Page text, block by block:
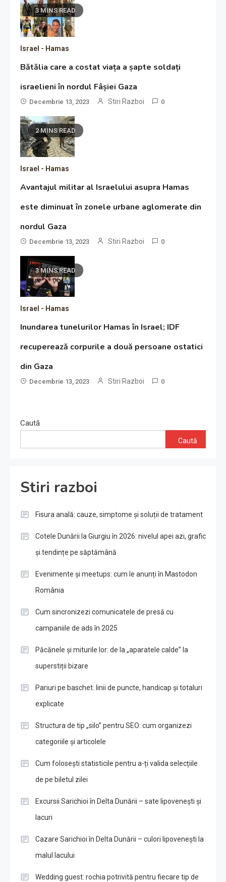
3 MINS READ
Israel - Hamas
Bătălia care a costat viața a șapte soldați
israelieni în nordul Fâșiei Gaza
Decembrie 13, 2023 Stiri Razboi 0
2 MINS READ
Israel - Hamas
Avantajul militar al Israelului asupra Hamas
este diminuat în zonele urbane aglomerate din
nordul Gaza
Decembrie 13, 2023 Stiri Razboi 0
3 MINS READ
Israel - Hamas
Inundarea tunelurilor Hamas în Israel; IDF
recuperează corpurile a două persoane ostatici
din Gaza
Decembrie 13, 2023 Stiri Razboi 0
Caută
Caută
Stiri razboi
Fisura anală: cauze, simptome și soluții de tratament
Cotele Dunării la Giurgiu în 2026: nivelul apei azi, grafic
și tendințe pe săptămână
Evenimente și meetups: cum le anunți în Mastodon
România
Cum sincronizezi comunicatele de presă cu
campaniile de ads în 2025
Păcănele și miturile lor: de la „aparatele calde” la
superstiții bizare
Pariuri pe baschet: linii de puncte, handicap și totaluri
explicate
Structura de tip „silo” pentru SEO: cum organizezi
categoriile și articolele
Cum folosești statisticile pentru a-ți valida selecțiile
de pe biletul zilei
Excursii Sarichioi în Delta Dunării – sate lipovenești și
lacuri
Cazare Sarichioi în Delta Dunării – culori lipovenești la
malul lacului
Wedding guest: rochia potrivită pentru fiecare tip de